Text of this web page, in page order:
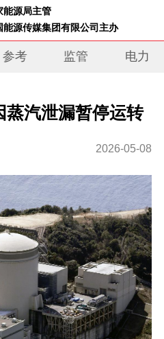
能源局主管
能源传媒集团有限公司主办
参考 监管 电力
蒸汽泄漏暂停运转
2026-05-08